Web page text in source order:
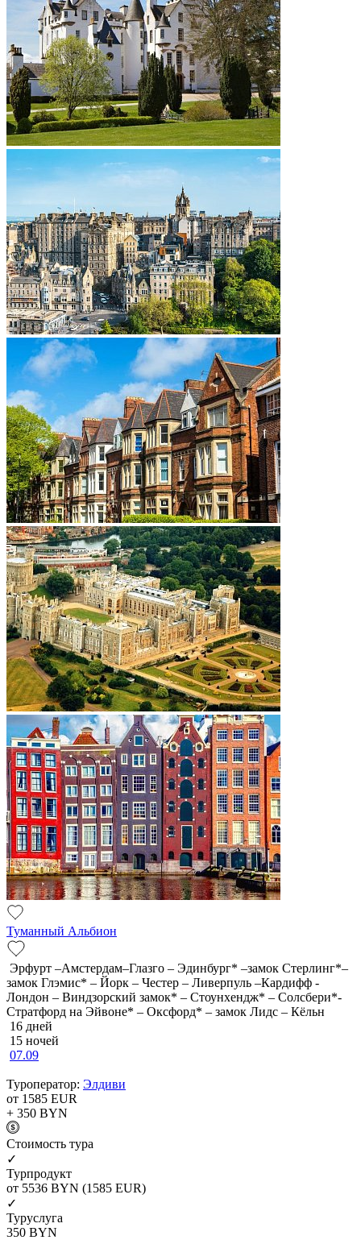
Туманный Альбион
Эрфурт –Амстердам–Глазго – Эдинбург* –замок Стерлинг*–
замок Глэмис* – Йорк – Честер – Ливерпуль –Кардифф -
Лондон – Виндзорский замок* – Стоунхендж* – Солсбери*-
Стратфорд на Эйвоне* – Оксфорд* – замок Лидс – Кёльн
16 дней
15 ночей
07.09
Туроператор: Элдиви
от 1585 EUR
+ 350 BYN
Cтоимость тура
✓
Турпродукт
от 5536 BYN (1585 EUR)
✓
Туруслуга
350 BYN